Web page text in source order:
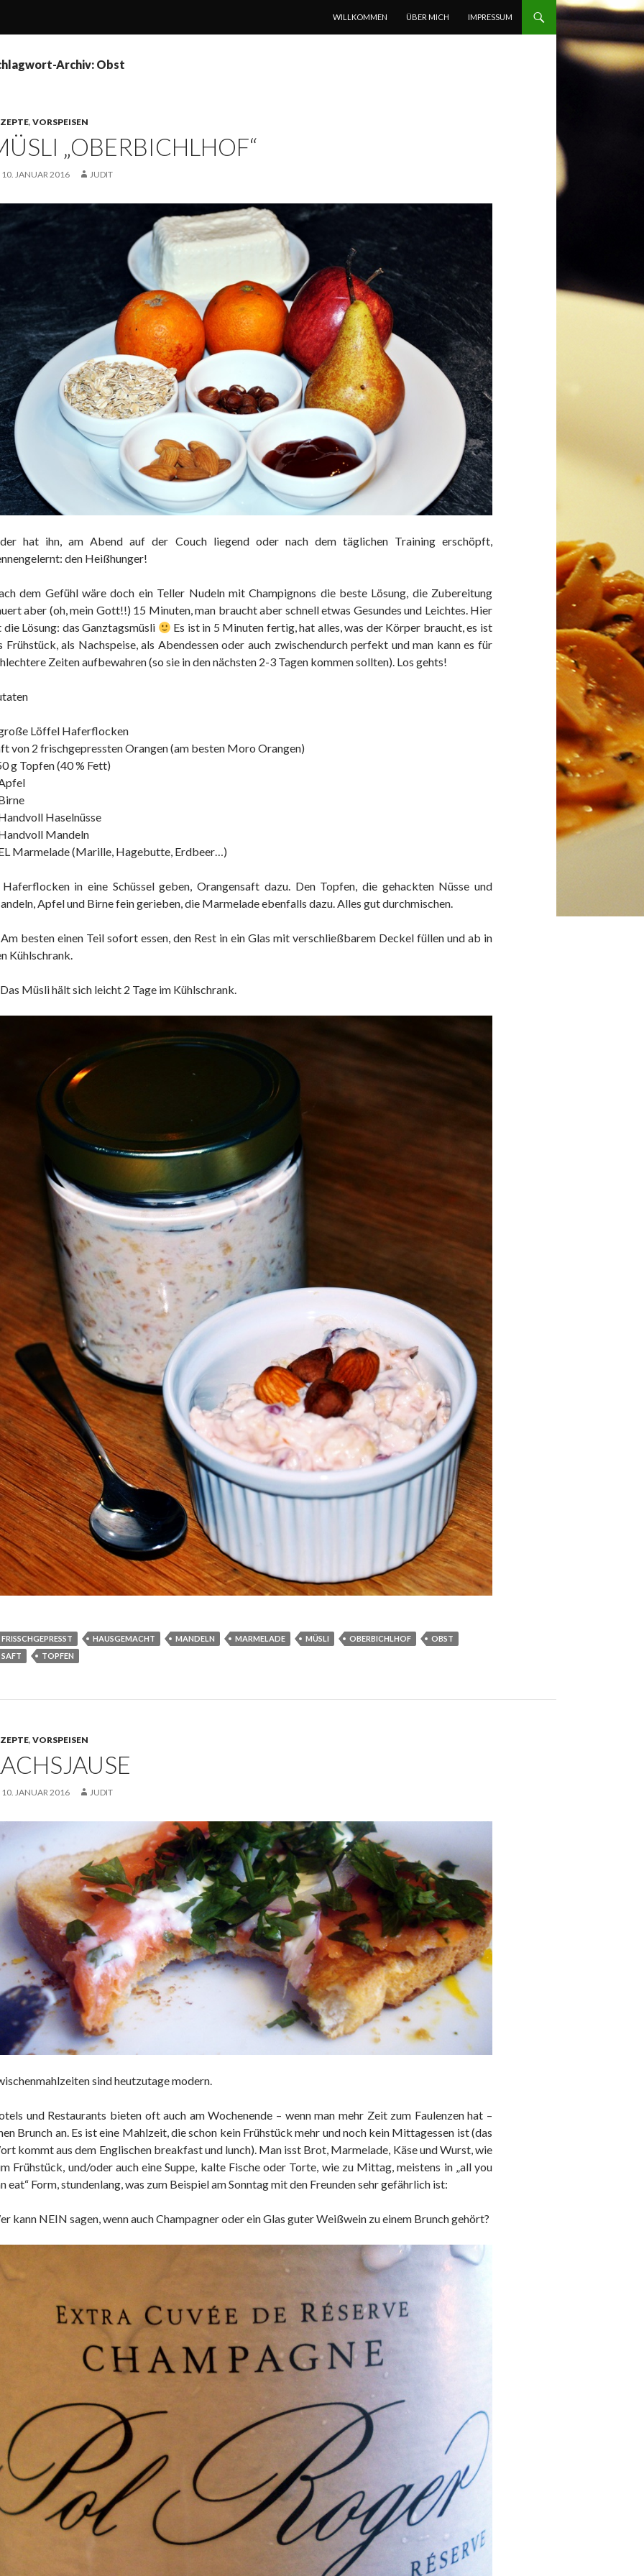
WILLKOMMEN
ÜBER MICH IMPRESSUM
Archiv: Obst
, VORSPEISEN
„OBERBICHLHOF“
10. JANUAR 2016 JUDIT
hat ihn, am Abend auf der Couch liegend oder nach dem täglichen Training erschöpft,
den Heißhunger!
dem Gefühl wäre doch ein Teller Nudeln mit Champignons die beste Lösung, die Zubereitung
aber (oh, mein Gott!!) 15 Minuten, man braucht aber schnell etwas Gesundes und Leichtes. Hier
die Lösung: das Ganztagsmüsli
Es ist in 5 Minuten fertig, hat alles, was der Körper braucht, es ist
Frühstück, als Nachspeise, als Abendessen oder auch zwischendurch perfekt und man kann es für
Zeiten aufbewahren (so sie in den nächsten 2-3 Tagen kommen sollten). Los gehts!
Löffel Haferflocken
von 2 frischgepressten Orangen (am besten Moro Orangen)
g Topfen (40 % Fett)
Haselnüsse
Mandeln
Marmelade (Marille, Hagebutte, Erdbeer…)
in eine Schüssel geben, Orangensaft dazu. Den Topfen, die gehackten Nüsse und
Apfel und Birne fein gerieben, die Marmelade ebenfalls dazu. Alles gut durchmischen.
besten einen Teil sofort essen, den Rest in ein Glas mit verschließbarem Deckel füllen und ab in
Kühlschrank.
Müsli hält sich leicht 2 Tage im Kühlschrank.
FRISSCHGEPRESST HAUSGEMACHT MANDELN MARMELADE MÜSLI OBERBICHLHOF
OBST
SAFT
TOPFEN
, VORSPEISEN
10. JANUAR 2016 JUDIT
sind heutzutage modern.
und Restaurants bieten oft auch am Wochenende – wenn man mehr Zeit zum Faulenzen hat –
Brunch an. Es ist eine Mahlzeit, die schon kein Frühstück mehr und noch kein Mittagessen ist (das
kommt aus dem Englischen breakfast und lunch). Man isst Brot, Marmelade, Käse und Wurst, wie
Frühstück, und/oder auch eine Suppe, kalte Fische oder Torte, wie zu Mittag, meistens in „all you
eat“ Form, stundenlang, was zum Beispiel am Sonntag mit den Freunden sehr gefährlich ist:
kann NEIN sagen, wenn auch Champagner oder ein Glas guter Weißwein zu einem Brunch gehört?